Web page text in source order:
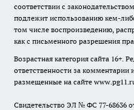
соответствии с
подлежит использованию кем-
том числе воспроизведению,
как с письменного разрешения
Возрастная категория сайта 16+.
ответственности за комментарии
размещенные на сайте
Свидетельство ЭЛ № ФС 77-68636